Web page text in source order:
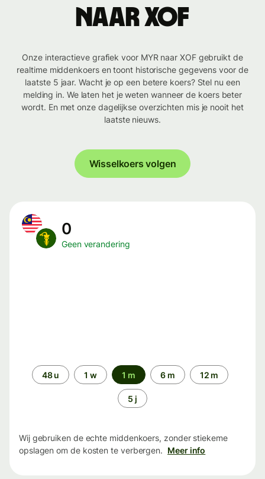
naar XOF
Onze interactieve grafiek voor MYR naar XOF gebruikt de
realtime middenkoers en toont historische gegevens voor de
laatste 5 jaar. Wacht je op een betere koers? Stel nu een
melding in. We laten het je weten wanneer de koers beter
wordt. En met onze dagelijkse overzichten mis je nooit het
laatste nieuws.
Wisselkoers volgen
0
Geen verandering
Periode48 u 1 w 1 m 6 m 12 m
5 j
Wij gebruiken de echte middenkoers, zonder stiekeme
opslagen om de kosten te verbergen. Meer info